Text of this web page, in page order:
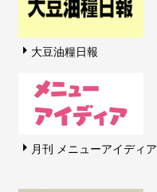
大豆油糧日報
月刊 メニューアイディア